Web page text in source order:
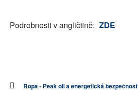
Podrobnosti v angličtině: ZDE
Ropa - Peak oil a energetická bezpečnost